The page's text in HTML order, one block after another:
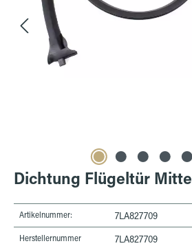
Dichtung Flügeltür Mitte
Artikelnummer: 7LA827709
Herstellernummer 7LA827709